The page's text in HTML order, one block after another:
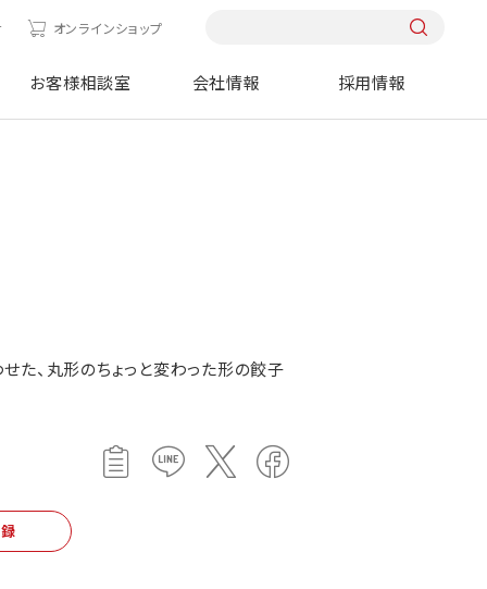
オンラインショップ
お客様相談室 会社情報 採用情報
た、丸形のちょっと変わった形の餃子